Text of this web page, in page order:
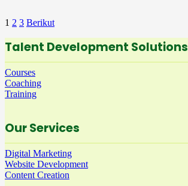
1 2 3 Berikut
Talent Development Solutions
Courses
Coaching
Training
Our Services
Digital Marketing
Website Development
Content Creation